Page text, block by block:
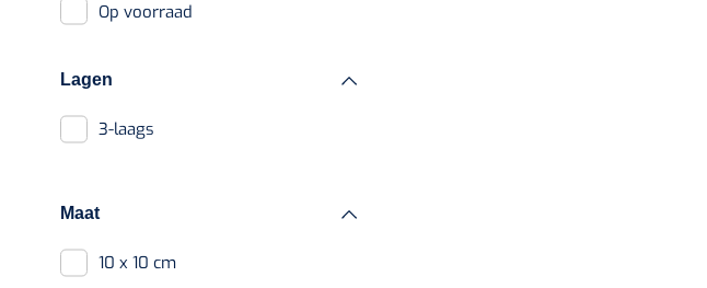
Nierbekken
Op voorraad
Lagen
3-laags
Maat
10 x 10 cm